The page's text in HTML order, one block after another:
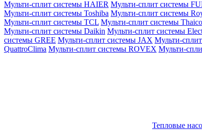
Мульти-сплит системы HAIER Мульти-сплит системы
Мульти-сплит системы Toshiba Мульти-сплит системы
Мульти-сплит системы TCL Мульти-сплит системы
Мульти-сплит системы Daikin Мульти-сплит системы
системы GREE Мульти-сплит системы JAX Мульти-
QuattroClima Мульти-сплит системы ROVEX Мульти-
Тепловые